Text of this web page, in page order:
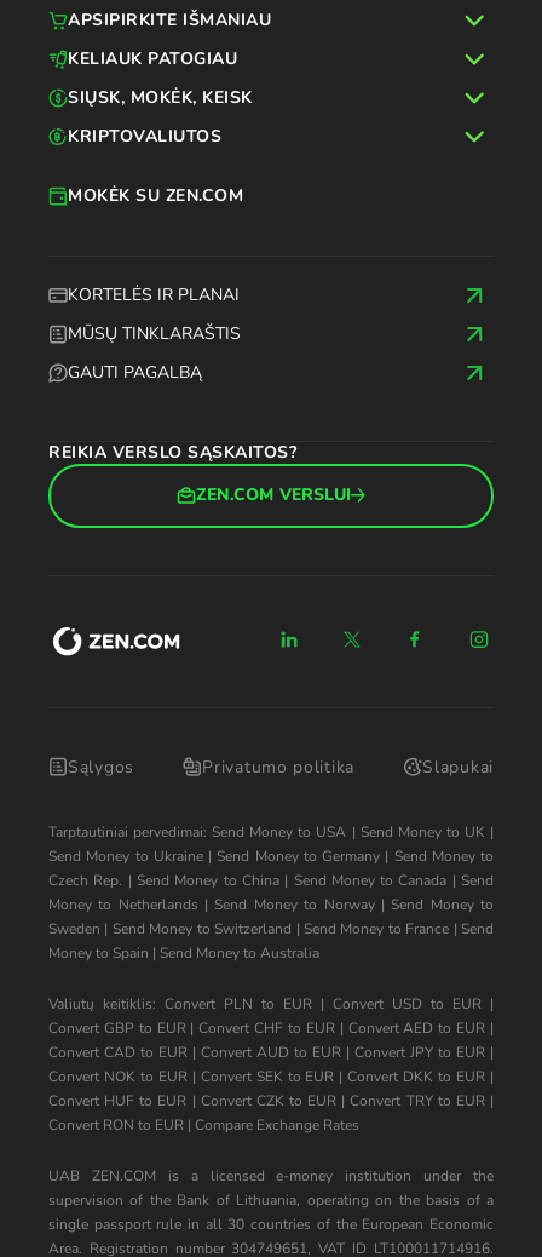
KORTELĖS IR PLANAI
MŪSŲ TINKLARAŠTIS
GAUTI PAGALBĄ
MOKĖK SU ZEN.COM
REIKIA VERSLO SĄSKAITOS?
ZEN.COM VERSLUI
APSIPIRKITE IŠMANIAU
KELIAUK PATOGIAU
SIŲSK, MOKĖK, KEISK
KRIPTOVALIUTOS
Sąlygos Privatumo politika Slapukai
Tarptautiniai pervedimai: Send Money to USA | Send Money to UK |
Send Money to Ukraine| Send Money to Germany | Send Money to
Czech Rep. | Send Money to China| Send Money to Canada | Send
Money to Netherlands | Send Money to Norway| Send Money to
Sweden | Send Money to Switzerland | Send Money to France | Send
Money to Spain | Send Money to Australia
Valiutų keitiklis: Convert PLN to EUR | Convert USD to EUR |
Convert GBP to EUR|Convert CHF to EUR| Convert AED to EUR |
Convert CAD to EUR | Convert AUD to EUR | Convert JPY to EUR |
Convert NOK to EUR| Convert SEK to EUR |Convert DKK to EUR |
Convert HUF to EUR | Convert CZK to EUR |Convert TRY to EUR|
Convert RON to EUR | Compare Exchange Rates
UAB ZEN.COM is a licensed e-money institution under the
supervision of the Bank of Lithuania, operating on the basis of a
single passport rule in all 30 countries of the European Economic
Area. Registration number 304749651, VAT ID LT100011714916.